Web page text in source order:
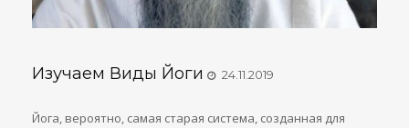
Изучаем Виды Йоги 24.11.2019
Йога, вероятно, самая старая система, созданная для